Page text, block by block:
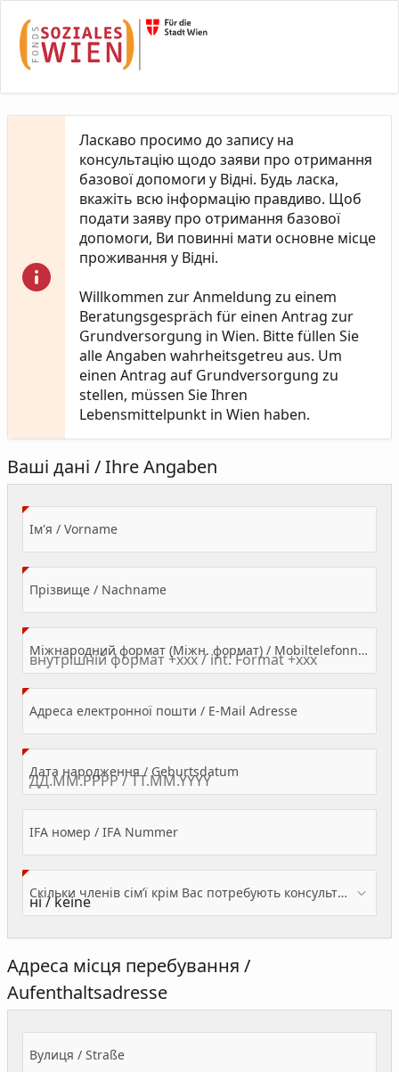
Ласкаво просимо до запису на
консультацію щодо заяви про отримання
базової допомоги у Відні. Будь ласка,
вкажіть всю інформацію правдиво. Щоб
подати заяву про отримання базової
допомоги, Ви повинні мати основне місце
проживання у Відні.
Willkommen zur Anmeldung zu einem
Beratungsgespräch für einen Antrag zur
Grundversorgung in Wien. Bitte füllen Sie
alle Angaben wahrheitsgetreu aus. Um
einen Antrag auf Grundversorgung zu
stellen, müssen Sie Ihren
Lebensmittelpunkt in Wien haben.
Ваші дані / Ihre Angaben
Ім'я / Vorname(Value Required)
Прізвище / Nachname(Value Required)
Міжнародний формат (Міжн. формат) / Mobiltelefonnummer
Адреса електронної пошти / E-Mail Adresse(Value Required)
Дата народження / Geburtsdatum
IFA номер / IFA Nummer
Скільки членів сім’ї крім Вас потребують консультації? / Wieviele Familienmitglieder brauchen Beratung - zusätzlich zu Ihnen?
Адреса місця перебування /
Aufenthaltsadresse
Вулиця / Straße